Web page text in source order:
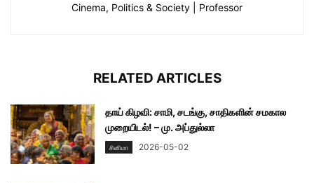
Cinema, Politics & Society | Professor
RELATED ARTICLES
தாய் கிழவி: சாமி, சடங்கு, சாதிகளின் சமகால
முறையிடல்! – மு. அப்துல்லா
சினிமா 2026-05-02